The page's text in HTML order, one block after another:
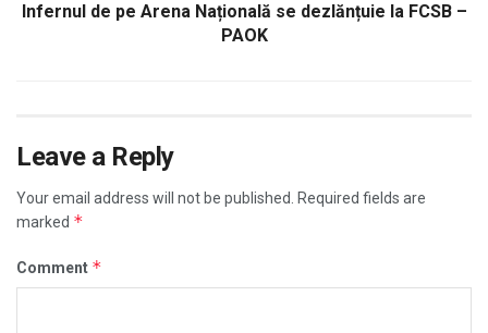
Infernul de pe Arena Națională se dezlănțuie la FCSB –
PAOK
Leave a Reply
Your email address will not be published.
Required fields are
marked *
Comment *